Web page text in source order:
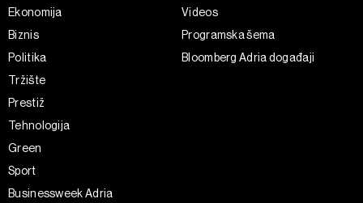
Ekonomija
Biznis
Politika
Tržište
Prestiž
Tehnologija
Green
Sport
Businessweek Adria
Videos
Programska šema
Bloomberg Adria događaji